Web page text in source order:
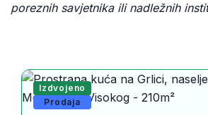
poreznih savjetnika ili nadležnih
Izdvojeno
Prodaja